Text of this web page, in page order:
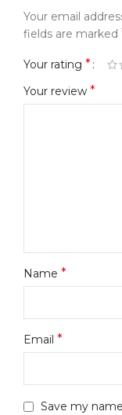
Your email
fields are marked
Your rating *
Your review *
Name *
Email *
Save my